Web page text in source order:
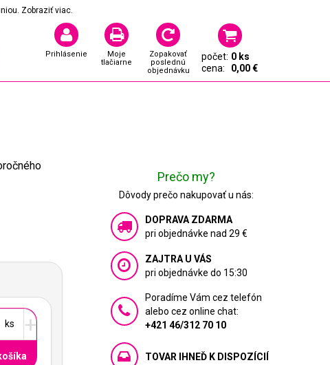
Zobraziť viac.
Prihlásenie
Moje
tlačiarne
Zopakovať
poslednú
objednávku
počet: 0 ks
cena:
0,00 €
+
Prečo my?
Dôvody prečo nakupovať u nás:
DOPRAVA ZDARMA
pri objednávke nad 29 €
ZAJTRA U VÁS
pri objednávke do 15:30
Poradíme Vám cez telefón
alebo cez online chat:
+421 46/312 70 10
TOVAR IHNEĎ K DISPOZÍCIÍ